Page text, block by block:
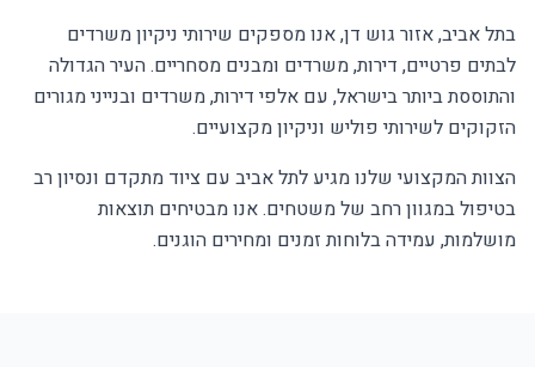
בתל אביב, אזור גוש דן, אנו מספקים שירותי ניקיון משרדים
לבתים פרטיים, דירות, משרדים ומבנים מסחריים. העיר הגדולה
והתוססת ביותר בישראל, עם אלפי דירות, משרדים ובנייני מגורים
הזקוקים לשירותי פוליש וניקיון מקצועיים.
הצוות המקצועי שלנו מגיע לתל אביב עם ציוד מתקדם ונסיון רב
בטיפול במגוון רחב של משטחים. אנו מבטיחים תוצאות
מושלמות, עמידה בלוחות זמנים ומחירים הוגנים.